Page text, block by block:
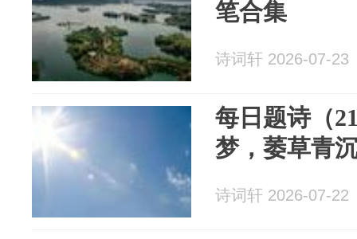
笔合集
诗词轩 2026-07-23
每日题诗（
梦，萎草青
诗词轩 2026-07-22